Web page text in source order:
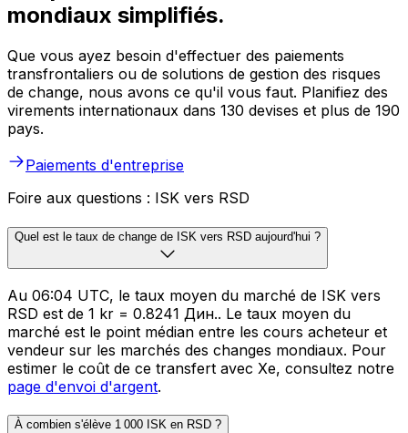
mondiaux simplifiés.
Que vous ayez besoin d'effectuer des paiements
transfrontaliers ou de solutions de gestion des risques
de change, nous avons ce qu'il vous faut. Planifiez des
virements internationaux dans 130 devises et plus de 190
pays.
Paiements d'entreprise
Foire aux questions : ISK vers RSD
Quel est le taux de change de ISK vers RSD aujourd'hui ?
Au 06:04 UTC, le taux moyen du marché de ISK vers
RSD est de 1 kr = 0.8241 Дин.. Le taux moyen du
marché est le point médian entre les cours acheteur et
vendeur sur les marchés des changes mondiaux. Pour
estimer le coût de ce transfert avec Xe, consultez notre
page d'envoi d'argent.
À combien s'élève 1 000 ISK en RSD ?